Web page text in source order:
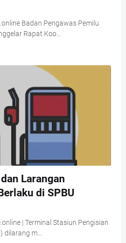
Badan Pengawas Pemilu
Rapat Koo…
Larangan
di SPBU
| Terminal Stasiun Pengisian
dilarang m…